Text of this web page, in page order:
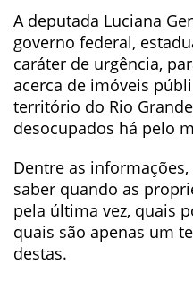
A deputada Luciana
governo federal,
caráter de urgência,
acerca de imóveis
território do Rio
desocupados há pelo
Dentre as
saber quando as
pela última vez, quais
quais são apenas um
destas.